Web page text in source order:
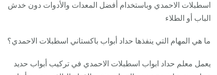
اسطبلات الاحمدي وباستخدام أفضل المعدات والأدوات دون خدش
الباب أو الطلاء
ما هي المهام التي ينفذها حداد أبواب باكستاني اسطبلات الاحمدي؟
يعمل معلم حداد ابواب اسطبلات الاحمدي في تركيب أبواب حديد